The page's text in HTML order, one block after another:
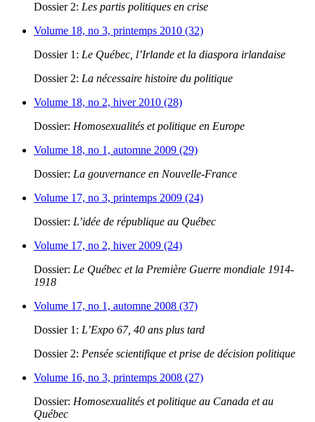
Dossier 2: Les partis politiques en crise
Volume 18, no 3, printemps 2010 (32)
Dossier 1: Le Québec, l’Irlande et la diaspora irlandaise
Dossier 2: La nécessaire histoire du politique
Volume 18, no 2, hiver 2010 (28)
Dossier: Homosexualités et politique en Europe
Volume 18, no 1, automne 2009 (29)
Dossier: La gouvernance en Nouvelle-France
Volume 17, no 3, printemps 2009 (24)
Dossier: L’idée de république au Québec
Volume 17, no 2, hiver 2009 (24)
Dossier: Le Québec et la Première Guerre mondiale 1914-
1918
Volume 17, no 1, automne 2008 (37)
Dossier 1: L’Expo 67, 40 ans plus tard
Dossier 2: Pensée scientifique et prise de décision politique
Volume 16, no 3, printemps 2008 (27)
Dossier: Homosexualités et politique au Canada et au
Québec